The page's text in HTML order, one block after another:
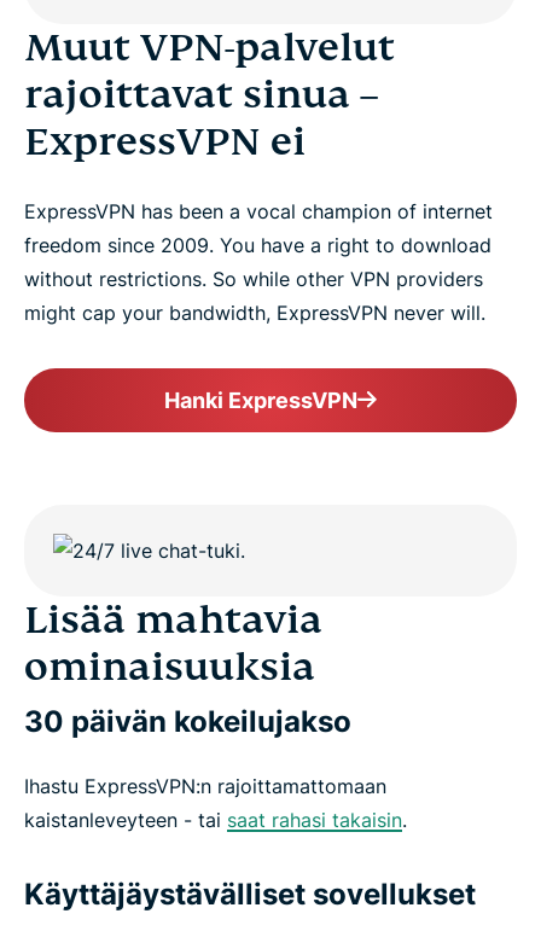
Muut VPN-palvelut
rajoittavat sinua –
ExpressVPN ei
ExpressVPN has been a vocal champion of internet
freedom since 2009. You have a right to download​
without restrictions. So while other VPN providers
might cap your bandwidth, ExpressVPN never will.
Hanki ExpressVPN
Lisää mahtavia
ominaisuuksia
30 päivän kokeilujakso
Ihastu ExpressVPN:n rajoittamattomaan
kaistanleveyteen - tai saat rahasi takaisin.
Käyttäjäystävälliset sovellukset